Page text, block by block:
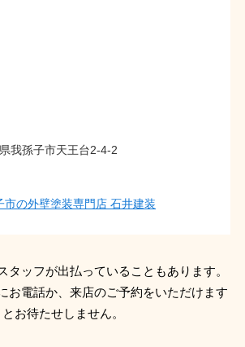
我孫子市天王台2-4-2
市の外壁塗装専門店 石井建装
ッフが出払っていることもあります。
お電話か、来店のご予約をいただけます
とお待たせしません。